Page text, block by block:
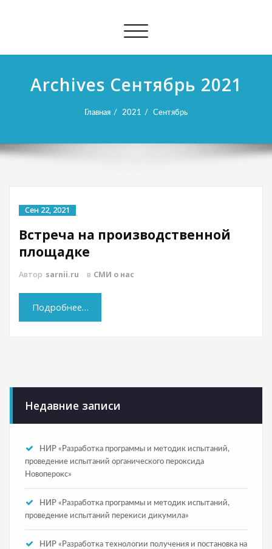
Показать/
навигацию
Archives Сентябрь 2021
Главная 2021 Сентябрь
Сен 22, 2021
Встреча на производственной
площадке
Автор sarnii.ru в СМИ о нас
Подробнее…
Недавние записи
НИР «Разработка программы и методик испытаний,
проведение испытаний органического пероксида
Новоперокс»
НИР «Разработка программы и методик испытаний,
проведение испытаний перекиси дикумила»
НИР «Разработка технологии получения и постановка на